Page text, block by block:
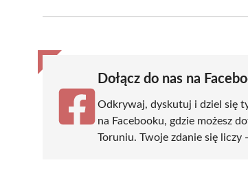
(Twitter)
Dołącz do nas na
Odkrywaj, dyskutuj i dziel się
na Facebooku, gdzie możesz
Toruniu. Twoje zdanie się liczy